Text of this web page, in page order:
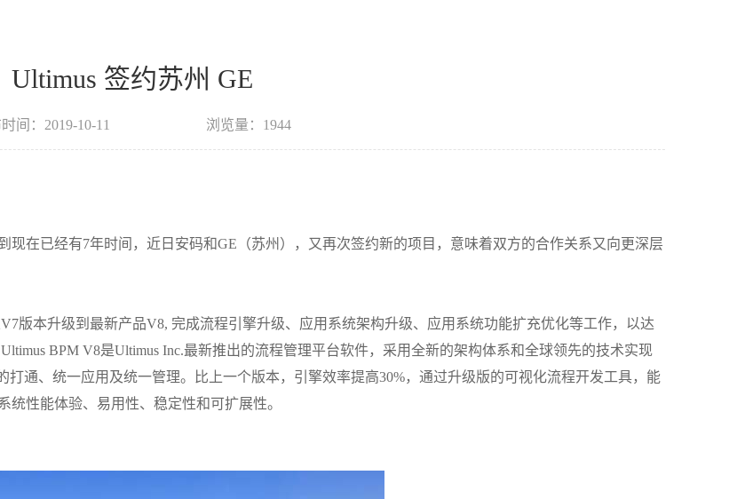
Ultimus 签约苏州 GE
间：2019-10-11 浏览量：1944
现在已经有7年时间，近日安码和GE （苏州），又再次签约新的项目，意味着双方的合作关系又向更深层
V7版本升级到最新产品V8, 完成流程引擎升级、应用系统架构升级、应用系统功能扩充优化等工作，以达
Ultimus BPM V8是Ultimus Inc.最新推出的流程管理平台软件，采用全新的架构体系和全球领先的技术实现
打通、统一应用及统一管理。比上一个版本，引擎效率提高30%，通过升级版的可视化流程开发工具，能
性能体验、易用性、稳定性和可扩展性。